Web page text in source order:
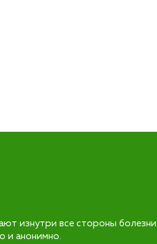
изнутри все стороны болезни.
и анонимно.